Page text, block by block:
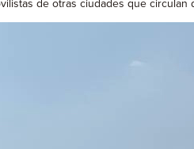
de otras ciudades que